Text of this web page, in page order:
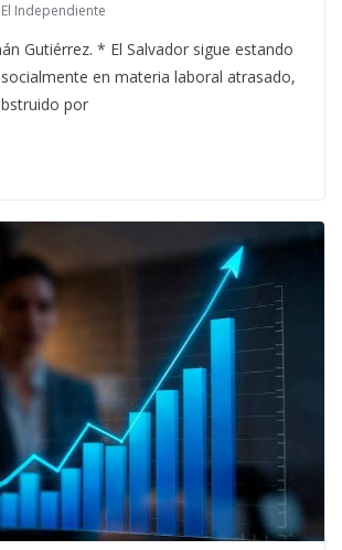
El Independiente
Gutiérrez. * El Salvador sigue estando
en materia laboral atrasado,
por